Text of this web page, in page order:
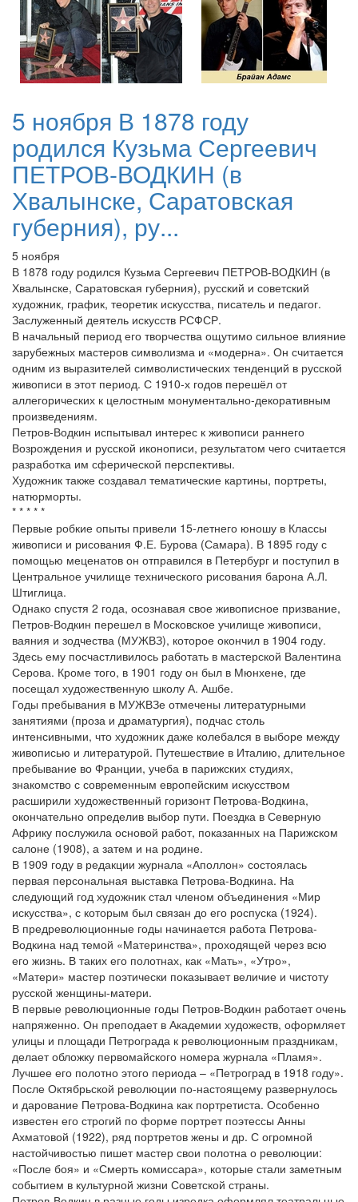
5 ноября В 1878 году
родился Кузьма Сергеевич
ПЕТРОВ-ВОДКИН (в
Хвалынске, Саратовская
губерния), ру...
5 ноября
В 1878 году родился Кузьма Сергеевич ПЕТРОВ-ВОДКИН (в
Хвалынске, Саратовская губерния), русский и советский
художник, график, теоретик искусства, писатель и педагог.
Заслуженный деятель искусств РСФСР.
В начальный период его творчества ощутимо сильное влияние
зарубежных мастеров символизма и «модерна». Он считается
одним из выразителей символистических тенденций в русской
живописи в этот период. С 1910-х годов перешёл от
аллегорических к целостным монументально-декоративным
произведениям.
Петров-Водкин испытывал интерес к живописи раннего
Возрождения и русской иконописи, результатом чего считается
разработка им сферической перспективы.
Художник также создавал тематические картины, портреты,
натюрморты.
* * * * *
Первые робкие опыты привели 15-летнего юношу в Классы
живописи и рисования Ф.Е. Бурова (Самара). В 1895 году с
помощью меценатов он отправился в Петербург и поступил в
Центральное училище технического рисования барона А.Л.
Штиглица.
Однако спустя 2 года, осознавая свое живописное призвание,
Петров-Водкин перешел в Московское училище живописи,
ваяния и зодчества (МУЖВЗ), которое окончил в 1904 году.
Здесь ему посчастливилось работать в мастерской Валентина
Серова. Кроме того, в 1901 году он был в Мюнхене, где
посещал художественную школу А. Ашбе.
Годы пребывания в МУЖВЗе отмечены литературными
занятиями (проза и драматургия), подчас столь
интенсивными, что художник даже колебался в выборе между
живописью и литературой. Путешествие в Италию, длительное
пребывание во Франции, учеба в парижских студиях,
знакомство с современным европейским искусством
расширили художественный горизонт Петрова-Водкина,
окончательно определив выбор пути. Поездка в Северную
Африку послужила основой работ, показанных на Парижском
салоне (1908), а затем и на родине.
В 1909 году в редакции журнала «Аполлон» состоялась
первая персональная выставка Петрова-Водкина. На
следующий год художник стал членом объединения «Мир
искусства», с которым был связан до его роспуска (1924).
В предреволюционные годы начинается работа Петрова-
Водкина над темой «Материнства», проходящей через всю
его жизнь. В таких его полотнах, как «Мать», «Утро»,
«Матери» мастер поэтически показывает величие и чистоту
русской женщины-матери.
В первые революционные годы Петров-Водкин работает очень
напряженно. Он преподает в Академии художеств, оформляет
улицы и площади Петрограда к революционным праздникам,
делает обложку первомайского номера журнала «Пламя».
Лучшее его полотно этого периода – «Петроград в 1918 году».
После Октябрьской революции по-настоящему развернулось
и дарование Петрова-Водкина как портретиста. Особенно
известен его строгий по форме портрет поэтессы Анны
Ахматовой (1922), ряд портретов жены и др. С огромной
настойчивостью пишет мастер свои полотна о революции:
«После боя» и «Смерть комиссара», которые стали заметным
событием в культурной жизни Советской страны.